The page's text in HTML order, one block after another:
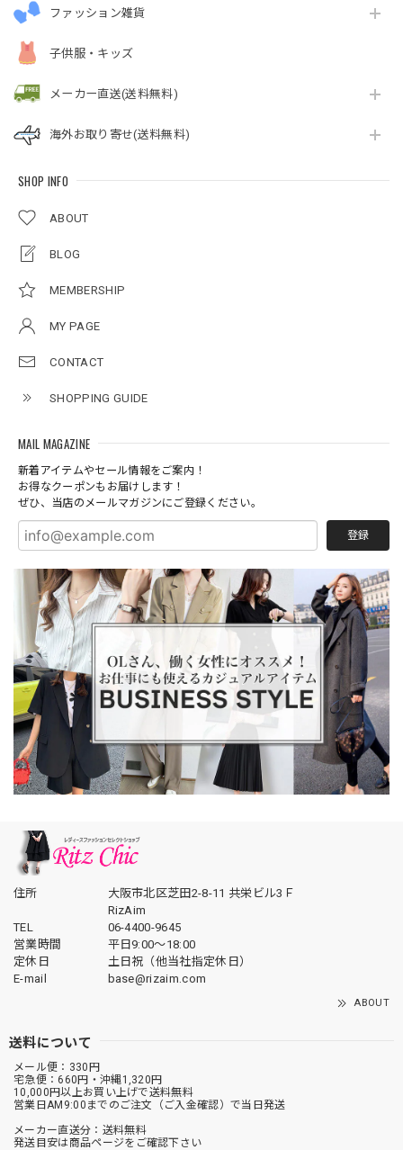
ファッション雑貨
子供服・キッズ
メーカー直送(送料無料)
海外お取り寄せ(送料無料)
SHOP INFO
ABOUT
BLOG
MEMBERSHIP
MY PAGE
CONTACT
SHOPPING GUIDE
MAIL MAGAZINE
新着アイテムやセール情報をご案内！
お得なクーポンもお届けします！
ぜひ、当店のメールマガジンにご登録ください。
登録
住所
大阪市北区芝田2-8-11 共栄ビル3Ｆ
RizAim
TEL
06-4400-9645
営業時間
平日9:00～18:00
定休日
土日祝（他当社指定休日）
E-mail
base@rizaim.com
ABOUT
送料について
メール便：330円
宅急便：660円・沖縄1,320円
10,000円以上お買い上げで送料無料
営業日AM9:00までのご注文（ご入金確認）で当日発送
メーカー直送分：送料無料
発送目安は商品ページをご確認下さい